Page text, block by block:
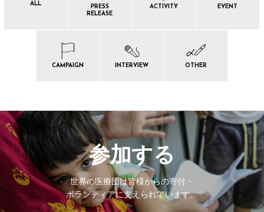
ALL
PRESS
RELEASE
ACTIVITY EVENT
CAMPAIGN INTERVIEW OTHER
参加する
世界の医療団は皆様からの寄付・
ボランティアに支えられています。